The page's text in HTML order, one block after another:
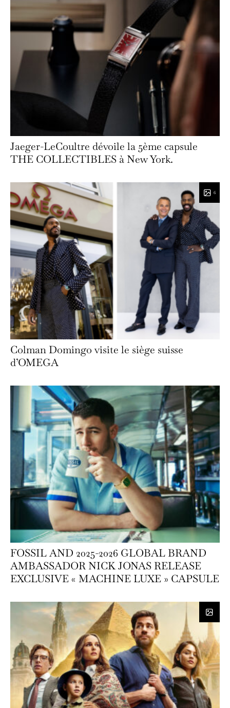
Jaeger-LeCoultre dévoile la 5ème capsule
THE COLLECTIBLES à New York.
6
Colman Domingo visite le siège suisse
d’OMEGA
FOSSIL AND 2025-2026 GLOBAL BRAND
AMBASSADOR NICK JONAS RELEASE
EXCLUSIVE « MACHINE LUXE » CAPSULE